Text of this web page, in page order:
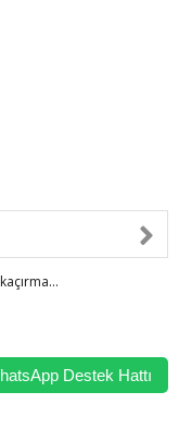
bilgileriniz 256bit
Destek Hattı